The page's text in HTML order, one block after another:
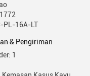
PL-16A-LT
& Pengiriman
1